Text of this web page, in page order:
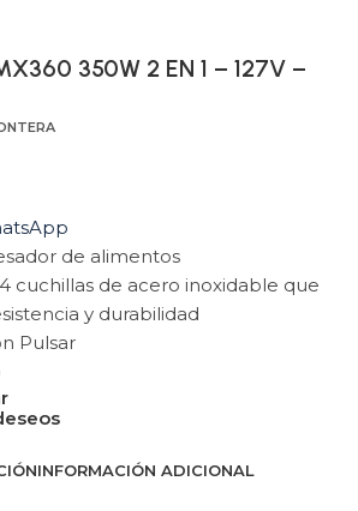
350W 2 EN 1 – 127V –
de alimentos
cuchillas de acero inoxidable que
y durabilidad
Pulsar
INFORMACIÓN ADICIONAL